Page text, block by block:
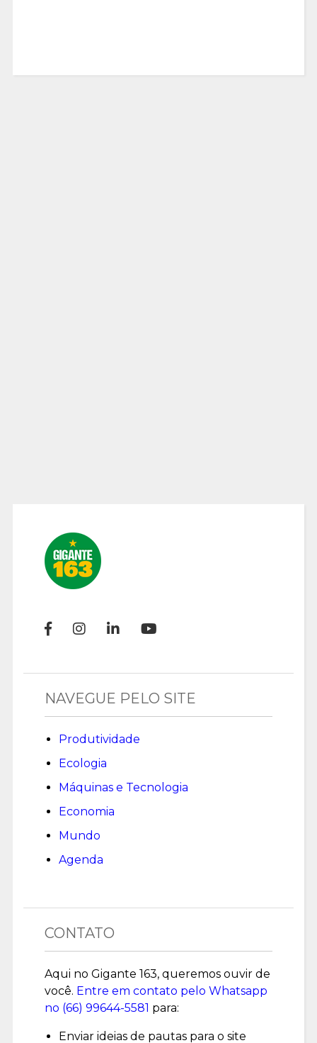
NAVEGUE PELO SITE
Produtividade
Ecologia
Máquinas e Tecnologia
Economia
Mundo
Agenda
CONTATO
Aqui no Gigante 163, queremos ouvir de
você. Entre em contato pelo Whatsapp
no (66) 99644-5581 para:
Enviar ideias de pautas para o site